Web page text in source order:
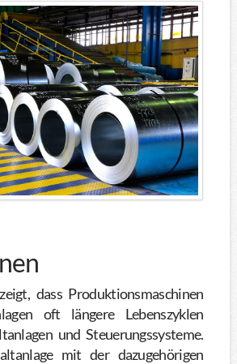
dass Produktionsmaschinen
oft längere Lebenszyklen
und Steuerungssysteme.
mit der dazugehörigen